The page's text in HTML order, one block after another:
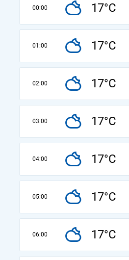
00:00 17°C
01:00 17°C
02:00 17°C
03:00 17°C
04:00 17°C
05:00 17°C
06:00 17°C